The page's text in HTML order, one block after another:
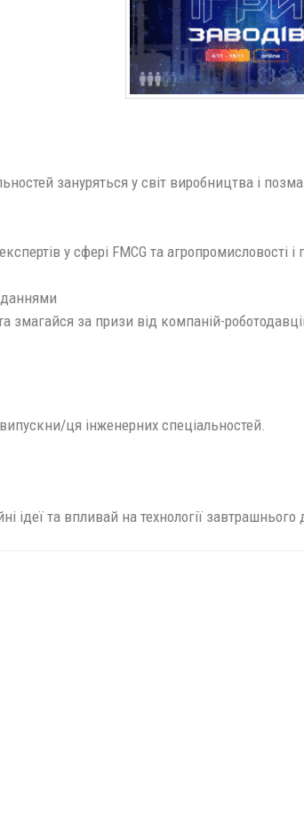
зануряться у світ виробництва і
у сфері FMCG та агропромисловості і
змагайся за призи від компаній-
ця інженерних спеціальностей.
ідеї та впливай на технології завтрашнього